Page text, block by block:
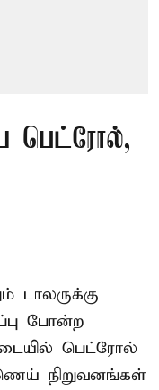
பெட்ரோல்,
போன்ற
பெட்ரோல்
நிறுவனங்கள்